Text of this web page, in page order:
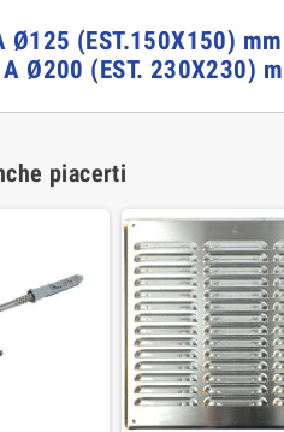
Ø125 (EST.150X150) mm
Ø200 (EST. 230X230)
piacerti